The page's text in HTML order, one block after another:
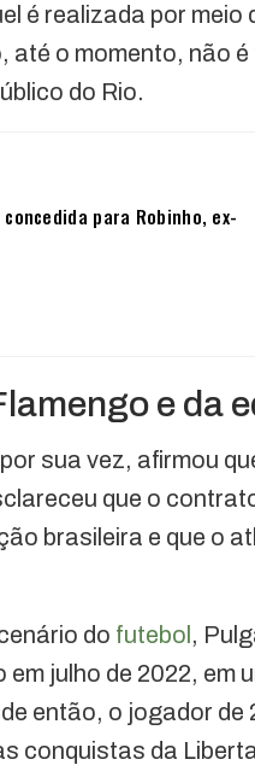
é realizada por meio
até o momento, não
do Rio.
para Robinho, ex-
e da
sua vez, afirmou
que o
brasileira e que o
do futebol ,
em julho de 2022,
então, o jogador
conquistas da